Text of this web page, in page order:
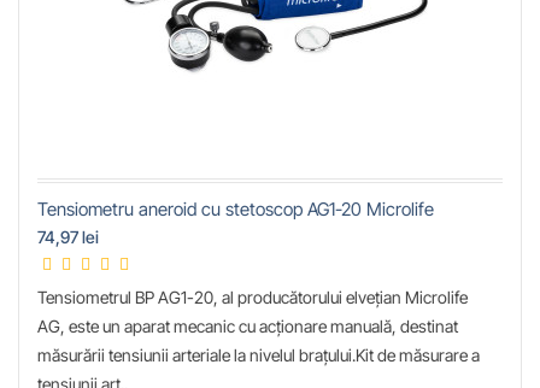
Tensiometru aneroid cu stetoscop AG1-20 Microlife
74,97 lei
Tensiometrul BP AG1-20, al producătorului elvețian Microlife
AG, este un aparat mecanic cu acționare manuală, destinat
măsurării tensiunii arteriale la nivelul brațului.Kit de măsurare a
tensiunii art..